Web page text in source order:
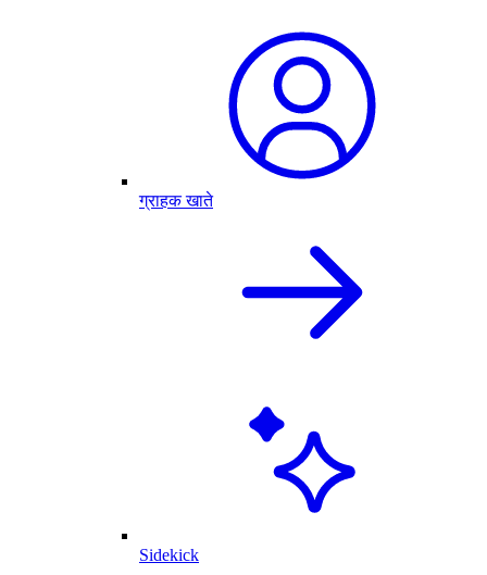
ग्राहक खाते
Sidekick